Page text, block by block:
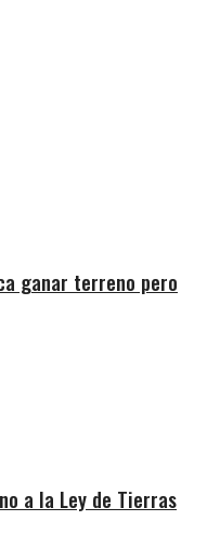
ganar terreno pero
a la Ley de Tierras